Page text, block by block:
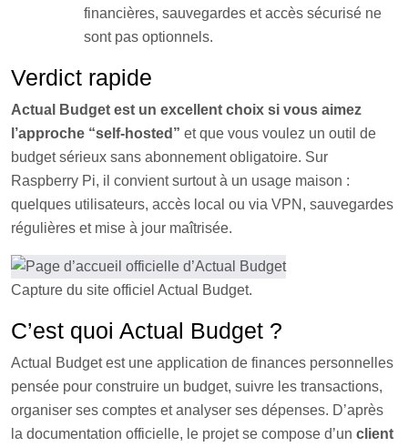
financières, sauvegardes et accès sécurisé ne
sont pas optionnels.
Verdict rapide
Actual Budget est un excellent choix si vous aimez
l’approche “self-hosted” et que vous voulez un outil de
budget sérieux sans abonnement obligatoire. Sur
Raspberry Pi, il convient surtout à un usage maison :
quelques utilisateurs, accès local ou via VPN, sauvegardes
régulières et mise à jour maîtrisée.
Capture du site officiel Actual Budget.
C’est quoi Actual Budget ?
Actual Budget est une application de finances personnelles
pensée pour construire un budget, suivre les transactions,
organiser ses comptes et analyser ses dépenses. D’après
la documentation officielle, le projet se compose d’un client